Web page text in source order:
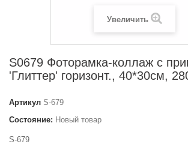
Увеличить
S0679 Фоторамка-коллаж с
'Глиттер' горизонт., 40*30см,
Артикул S-679
Состояние: Новый товар
S-679